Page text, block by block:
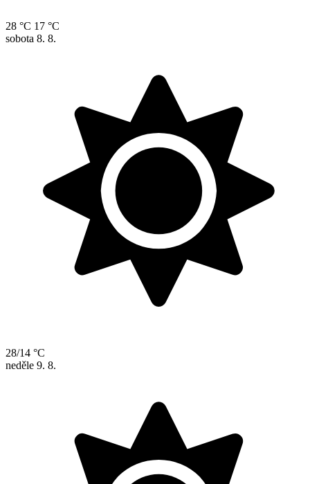
28 °C 17 °C
sobota 8. 8.
28/14 °C
neděle 9. 8.